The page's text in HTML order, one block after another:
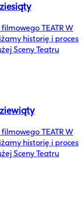
TEATR W
historię i proces
Sceny Teatru
TEATR W
historię i proces
Sceny Teatru